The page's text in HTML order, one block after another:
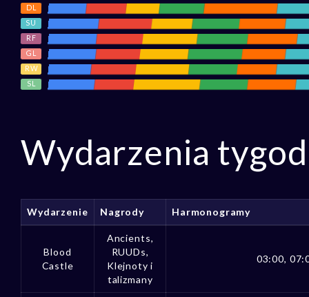
DL
SU
RF
GL
RW
SL
Wydarzenia
Wydarzenie Nagrody Harmonogramy
Blood
Castle
Ancients,
RUUDs,
Klejnoty i
talizmany
03:00,